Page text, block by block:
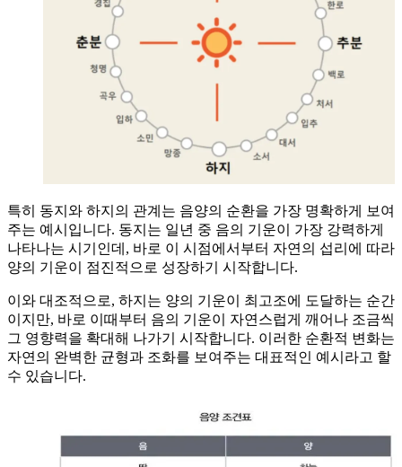
특히 동지와 하지의 관계는 음양의 순환을 가장 명확하게 보여
주는 예시입니다. 동지는 일년 중 음의 기운이 가장 강력하게
나타나는 시기인데, 바로 이 시점에서부터 자연의 섭리에 따라
양의 기운이 점진적으로 성장하기 시작합니다.
이와 대조적으로, 하지는 양의 기운이 최고조에 도달하는 순간
이지만, 바로 이때부터 음의 기운이 자연스럽게 깨어나 조금씩
그 영향력을 확대해 나가기 시작합니다. 이러한 순환적 변화는
자연의 완벽한 균형과 조화를 보여주는 대표적인 예시라고 할
수 있습니다.